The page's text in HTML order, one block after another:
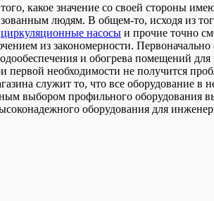
какое значение со своей стороны
людям. В общем-то, исходя из
циркуляционные насосы и прочие точно
из закономерности.
и обогрева помещений
необходимости не получится
служит то, что все оборудование в
выбором профильного оборудования
оборудования для